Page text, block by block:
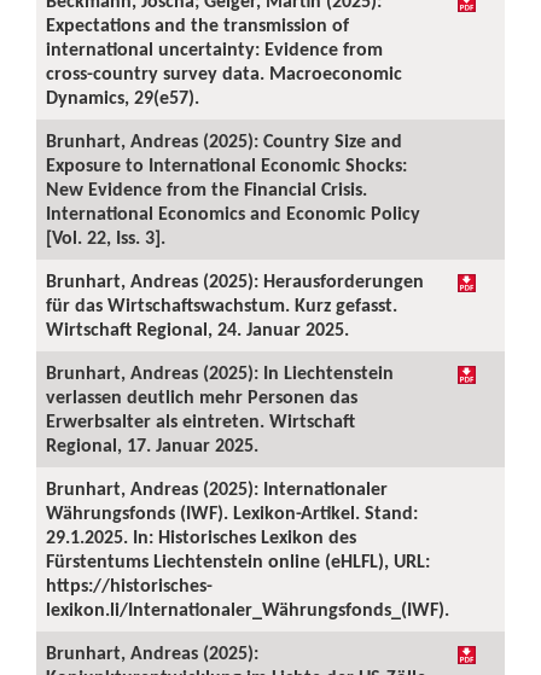
Expectations and the transmission of
international uncertainty: Evidence from
cross-country survey data. Macroeconomic
Dynamics, 29(e57).
Brunhart, Andreas (2025): Country Size and
Exposure to International Economic Shocks:
New Evidence from the Financial Crisis.
International Economics and Economic Policy
[Vol. 22, Iss. 3].
Brunhart, Andreas (2025): Herausforderungen
für das Wirtschaftswachstum. Kurz gefasst.
Wirtschaft Regional, 24. Januar 2025.
Brunhart, Andreas (2025): In Liechtenstein
verlassen deutlich mehr Personen das
Erwerbsalter als eintreten. Wirtschaft
Regional, 17. Januar 2025.
Brunhart, Andreas (2025): Internationaler
Währungsfonds (IWF). Lexikon-Artikel. Stand:
29.1.2025. In: Historisches Lexikon des
Fürstentums Liechtenstein online (eHLFL), URL:
https://historisches-
lexikon.li/Internationaler_Währungsfonds_(IWF).
Brunhart, Andreas (2025):